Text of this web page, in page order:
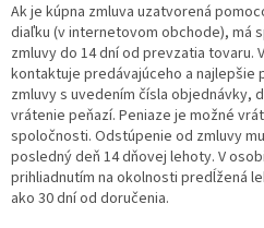
Ak je kúpna zmluva uzatvorená
diaľku (v internetovom obchode),
zmluvy do 14 dní od prevzatia
kontaktuje predávajúceho a
zmluvy s uvedením čísla objednávky,
vrátenie peňazí. Peniaze je možné
spoločnosti. Odstúpenie od zmluvy
posledný deň 14 dňovej lehoty. V
prihliadnutím na okolnosti predĺžená
ako 30 dní od doručenia.